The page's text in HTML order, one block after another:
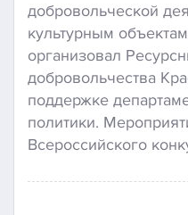
добровольческой
культурным
организовал
добровольчества
поддержке
политики.
Всероссийского